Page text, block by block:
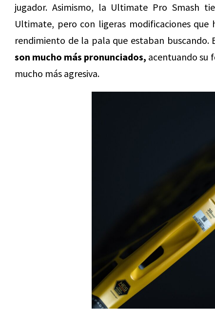
jugador. Asimismo, la Ultimate Pro Smash
Ultimate, pero con ligeras modificaciones que
rendimiento de la pala que estaban buscando.
son mucho más pronunciados, acentuando su
mucho más agresiva.